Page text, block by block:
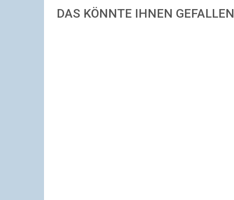
DAS KÖNNTE IHNEN GEFALLEN